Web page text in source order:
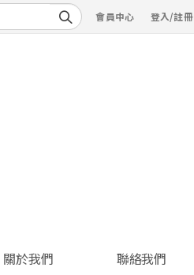
會員中心 登入/註冊
關於我們 聯絡我們